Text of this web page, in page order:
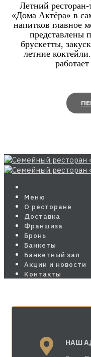
Летний ресторан-
«Дома Актёра» в
напитков главное
представлены
брускетты,
летние
Меню
О ресторане
Доставка
Франшиза
Бронь
Банкеты
Банкетный зал
Акции и новости
Контакты
Добро
НАШ